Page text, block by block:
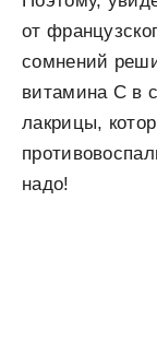
от
сомнений
витамина C в
лакрицы,
надо!